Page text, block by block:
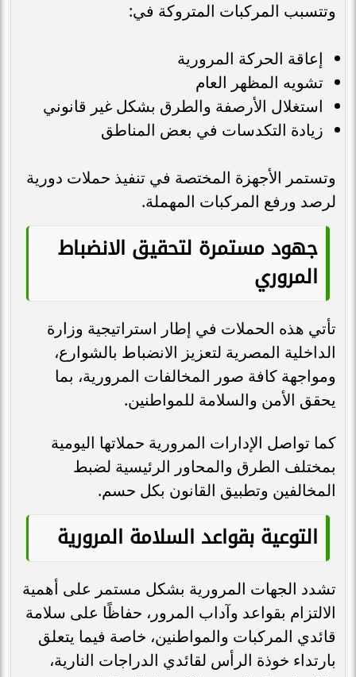
وتتسبب المركبات المتروكة في:
إعاقة الحركة المرورية
تشويه المظهر العام
استغلال الأرصفة والطرق بشكل غير قانوني
زيادة التكدسات في بعض المناطق
وتستمر الأجهزة المختصة في تنفيذ حملات دورية
لرصد ورفع المركبات المهملة.
جهود مستمرة لتحقيق الانضباط
المروري
تأتي هذه الحملات في إطار استراتيجية وزارة
الداخلية المصرية لتعزيز الانضباط بالشوارع،
ومواجهة كافة صور المخالفات المرورية، بما
يحقق الأمن والسلامة للمواطنين.
كما تواصل الإدارات المرورية حملاتها اليومية
بمختلف الطرق والمحاور الرئيسية لضبط
المخالفين وتطبيق القانون بكل حسم.
التوعية بقواعد السلامة المرورية
تشدد الجهات المرورية بشكل مستمر على أهمية
الالتزام بقواعد وآداب المرور، حفاظًا على سلامة
قائدي المركبات والمواطنين، خاصة فيما يتعلق
بارتداء خوذة الرأس لقائدي الدراجات النارية،